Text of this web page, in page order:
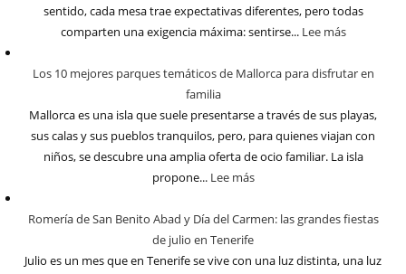
sentido, cada mesa trae expectativas diferentes, pero todas
comparten una exigencia máxima: sentirse... Lee más
Los 10 mejores parques temáticos de Mallorca para disfrutar en
familia
Mallorca es una isla que suele presentarse a través de sus playas,
sus calas y sus pueblos tranquilos, pero, para quienes viajan con
niños, se descubre una amplia oferta de ocio familiar. La isla
propone... Lee más
Romería de San Benito Abad y Día del Carmen: las grandes fiestas
de julio en Tenerife
Julio es un mes que en Tenerife se vive con una luz distinta, una luz